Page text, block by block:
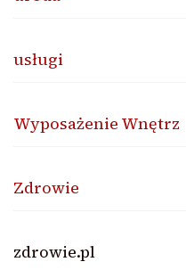
usługi
Wyposażenie Wnętrz
Zdrowie
zdrowie.pl